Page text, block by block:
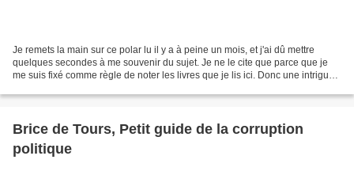
Je remets la main sur ce polar lu il y a à peine un mois, et j'ai dû mettre
quelques secondes à me souvenir du sujet. Je ne le cite que parce que je
me suis fixé comme règle de noter les livres que je lis ici. Donc une intrigue
Brice de Tours, Petit guide de la corruption
politique